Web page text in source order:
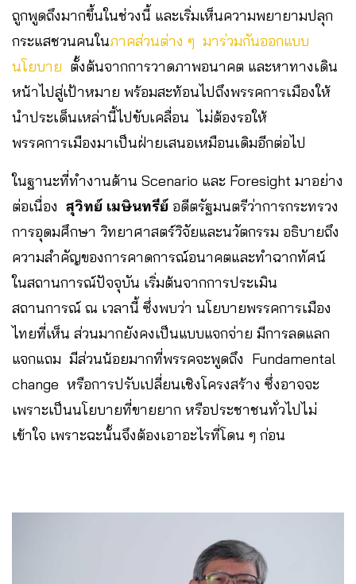
ถูกพูดถึงมากขึ้นในช่วงนี้ และเริ่มเห็นความพยายามปลุก
กระแสชวนคนในภาคส่วนต่าง ๆ มาร่วมกันออกแบบ
นโยบาย ตั้งต้นจากการวาดภาพอนาคต และหาทางเดิน
หน้าไปสู่เป้าหมาย พร้อมสะท้อนไปถึงพรรคการเมืองให้
นำประเด็นเหล่านี้ไปขับเคลื่อน ไม่ต้องรอให้
พรรคการเมืองมาเป็นฝ่ายเสนอเหมือนเดิมอีกต่อไป
ในฐานะที่ทำงานด้าน Scenario และ Foresight มาอย่าง
ต่อเนื่อง สุวิทย์ เมษินทรีย์ อดีตรัฐมนตรีว่าการกระทรวง
การอุดมศึกษา วิทยาศาสตร์วิจัยและนวัตกรรม อธิบายถึง
ความสำคัญของการคาดการณ์อนาคตและทำฉากทัศน์
ในสถานการณ์ปัจจุบัน เริ่มต้นจากการประเมิน
สถานการณ์ ณ เวลานี้ ซึ่งพบว่า นโยบายพรรคการเมือง
ไทยที่เห็น ส่วนมากยังคงเป็นแบบแจกจ่าย มีการลดแลก
แจกแถม มีส่วนน้อยมากที่พรรคจะพูดถึง Fundamental
change หรือการปรับเปลี่ยนเชิงโครงสร้าง ซึ่งอาจจะ
เพราะเป็นนโยบายที่ขายยาก หรือประชาชนทั่วไปไม่
เข้าใจ เพราะฉะนั้นจึงต้องเอาอะไรที่โดน ๆ ก่อน